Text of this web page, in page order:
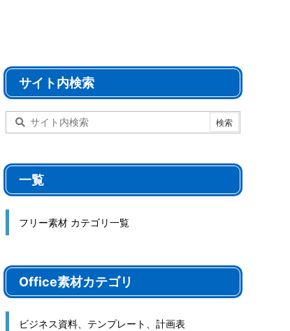
サイト内検索
一覧
フリー素材 カテゴリ一覧
Office素材カテゴリ
ビジネス資料、テンプレート、計画表